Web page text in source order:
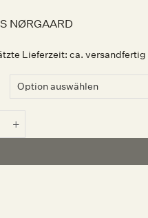
NØRGAARD
Lieferzeit: ca. versandfertig